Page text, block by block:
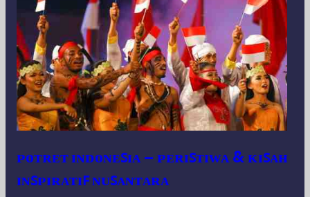
ᴘᴏᴛʀᴇᴛ ɪɴᴅᴏɴᴇꜱɪᴀ – ᴘᴇʀɪꜱᴛɪᴡᴀ & ᴋɪꜱᴀʜ
ɪɴꜱᴘɪʀᴀᴛɪꜰ ɴᴜꜱᴀɴᴛᴀʀᴀ